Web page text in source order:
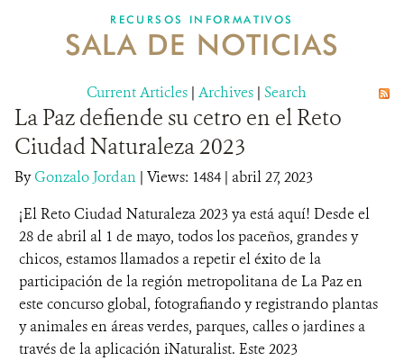
NOSOTROS
DONA
RECURSOS INFORMATIVOS
SALA DE NOTICIAS
Current Articles | Archives | Search
La Paz defiende su cetro en el Reto
Ciudad Naturaleza 2023
ByGonzalo Jordan | Views: 1484 | abril 27, 2023
¡El Reto Ciudad Naturaleza 2023 ya está aquí! Desde el
28 de abril al 1 de mayo, todos los paceños, grandes y
chicos, estamos llamados a repetir el éxito de la
participación de la región metropolitana de La Paz en
este concurso global, fotografiando y registrando plantas
y animales en áreas verdes, parques, calles o jardines a
través de la aplicación iNaturalist. Este 2023